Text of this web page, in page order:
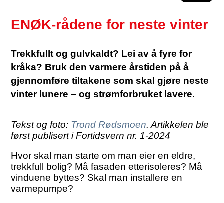
ENØK-rådene for neste vinter
Trekkfullt og gulvkaldt? Lei av å fyre for
kråka? Bruk den varmere årstiden på å
gjennomføre tiltakene som skal gjøre neste
vinter lunere – og strømforbruket lavere.
Tekst og foto: Trond Rødsmoen. Artikkelen ble
først publisert i Fortidsvern nr. 1-2024
Hvor skal man starte om man eier en eldre,
trekkfull bolig? Må fasaden etterisoleres? Må
vinduene byttes? Skal man installere en
varmepumpe?